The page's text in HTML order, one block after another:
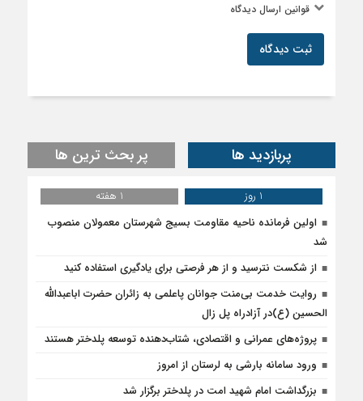
قوانین ارسال دیدگاه
ثبت دیدگاه
پربازدید ها پر بحث ترین ها
1 روز
1 هفته
اولین فرمانده ناحیه مقاومت بسیج شهرستان معمولان منصوب
شد
از شکست نترسید و از هر فرصتی برای یادگیری استفاده کنید
روایت خدمت بی‌منت جوانان پاعلمی به زائران حضرت اباعبدالله
الحسین (ع)در آزادراه پل زال
پروژه‌های عمرانی و اقتصادی، شتاب‌دهنده توسعه پلدختر هستند
ورود سامانه بارشی به لرستان از امروز
بزرگداشت امام شهید امت در پلدختر برگزار شد